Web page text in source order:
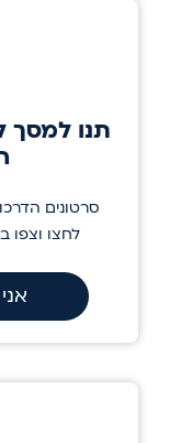
תנו למסך
סרטונים
לחצו וצפו